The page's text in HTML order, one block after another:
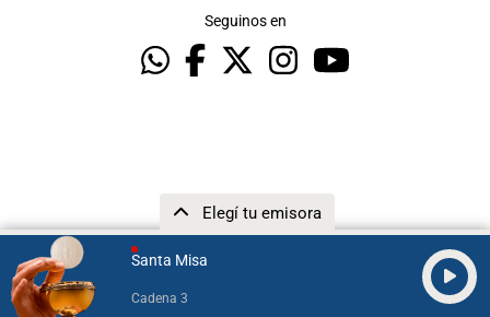
Santa Misa
Cadena 3
Elegí tu emisora
Seguinos en